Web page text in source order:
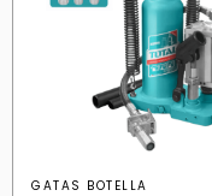
GATAS BOTELLA